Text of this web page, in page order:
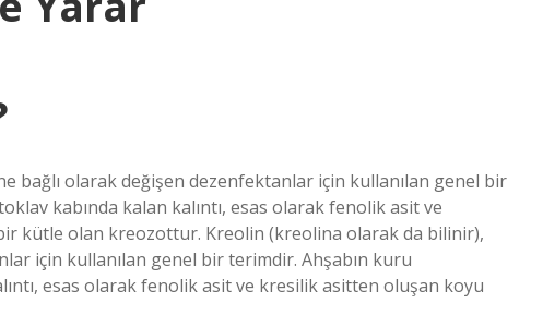
bağlı olarak değişen dezenfektanlar için kullanılan genel bir
kabında kalan kalıntı, esas olarak fenolik asit ve
kütle olan kreozottur. Kreolin (kreolina olarak da bilinir),
için kullanılan genel bir terimdir. Ahşabın kuru
esas olarak fenolik asit ve kresilik asitten oluşan koyu